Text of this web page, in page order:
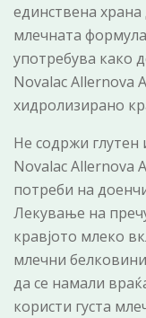
единствена
млечната
употребува како
Novalac Allernova
хидролизирано
Не содржи глутен
Novalac Allernova
потреби на
Лекување на
кравјото млеко
млечни
да се намали
користи густа